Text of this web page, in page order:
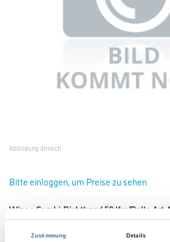
Zustimmung Details
Abbildung ähnlich
Bitte einloggen, um Preise zu sehen
Wineo Combi-Dichtband 50 lfm/Rolle Art.